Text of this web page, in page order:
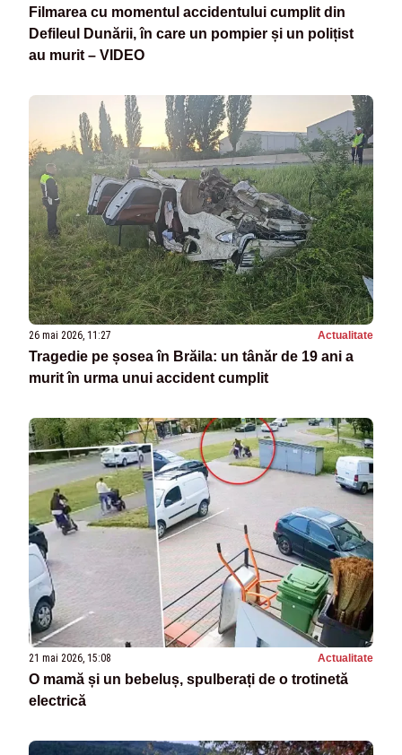
Filmarea cu momentul accidentului cumplit din
Defileul Dunării, în care un pompier și un polițist
au murit – VIDEO
26 mai 2026, 11:27 Actualitate
Tragedie pe șosea în Brăila: un tânăr de 19 ani a
murit în urma unui accident cumplit
21 mai 2026, 15:08 Actualitate
O mamă și un bebeluș, spulberați de o trotinetă
electrică